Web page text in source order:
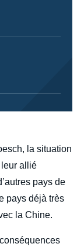
la situation
allié
pays de
pays déjà très
la Chine.